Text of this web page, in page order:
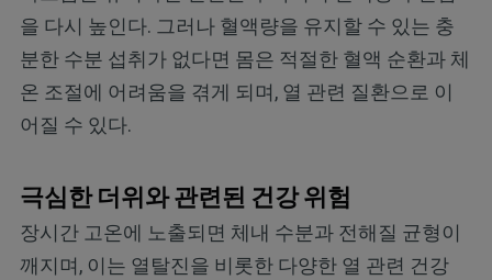
을 다시 높인다. 그러나 혈액량을 유지할 수 있는 충
분한 수분 섭취가 없다면 몸은 적절한 혈액 순환과 체
온 조절에 어려움을 겪게 되며, 열 관련 질환으로 이
어질 수 있다.
극심한 더위와 관련된 건강 위험
장시간 고온에 노출되면 체내 수분과 전해질 균형이
깨지며, 이는 열탈진을 비롯한 다양한 열 관련 건강